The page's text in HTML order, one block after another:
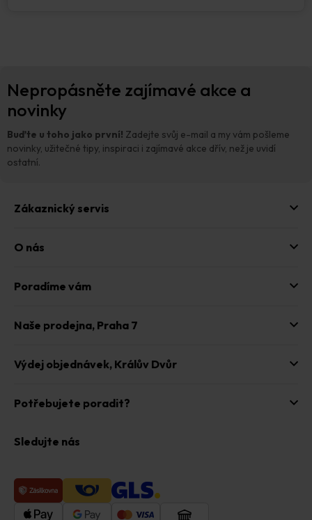
Nepropásněte zajímavé akce a
novinky
Buďte u toho jako první! Zadejte svůj e-mail a my vám pošleme
novinky, užitečné tipy, inspiraci i zajímavé akce dřív, než je uvidí
ostatní.
Zákaznický servis
O nás
Poradíme vám
Naše prodejna, Praha 7
Výdej objednávek, Králův Dvůr
Potřebujete poradit?
Sledujte nás